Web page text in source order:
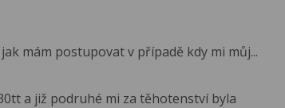
mám postupovat v případě kdy mi můj...
a již podruhé mi za těhotenství byla